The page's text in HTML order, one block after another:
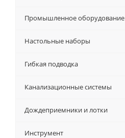
Промышленное оборудование
Настольные наборы
Гибкая подводка
Канализационные системы
Дождеприемники и лотки
Инструмент